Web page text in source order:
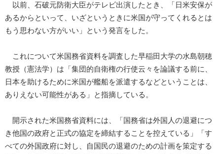
以前、石破元防衛大臣がテレビ出演したとき、「日米安保が
あるからといって、いざというときに米国が守ってくれるとは
もう思わない方がいい」という発言をした。
これについて米国務省資料を調査した早稲田大学の水島朝穂
教授（憲法学）は「集団的自衛権の行使云々を論議する前に、
日本を助けるために米国が艦船を派遣するなどということは、
ありえない可能性がある」と指摘している。
開示された米国務省資料には、「国務省は外国人の退避につ
き他国の政府と正式の協定を締結することを控えている」「す
べての外国政府に対し、自国民の退避のための計画を策定する